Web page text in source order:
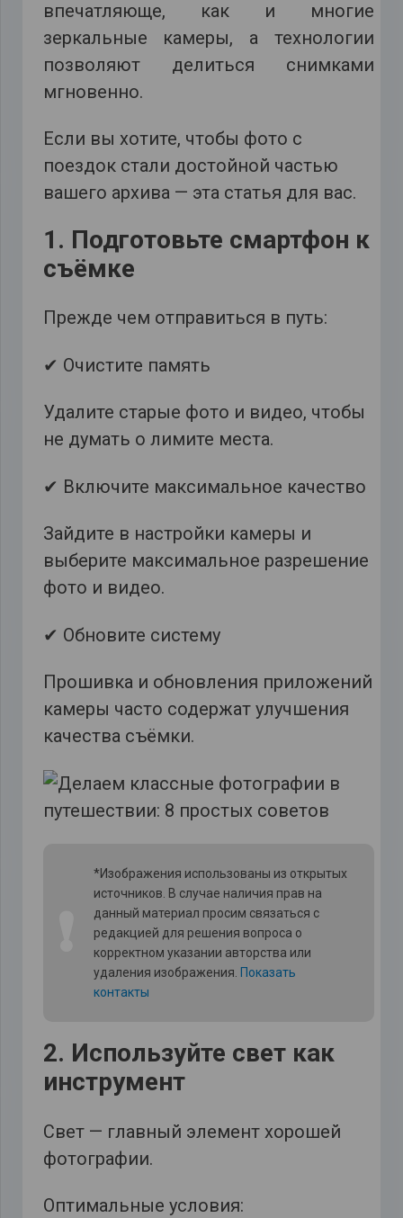
впечатляюще, как и многие
зеркальные камеры, а технологии
позволяют делиться снимками
мгновенно.
Если вы хотите, чтобы фото с
поездок стали достойной частью
вашего архива — эта статья для вас.
1. Подготовьте смартфон к
съёмке
Прежде чем отправиться в путь:
✔ Очистите память
Удалите старые фото и видео, чтобы
не думать о лимите места.
✔ Включите максимальное качество
Зайдите в настройки камеры и
выберите максимальное разрешение
фото и видео.
✔ Обновите систему
Прошивка и обновления приложений
камеры часто содержат улучшения
качества съёмки.
*Изображения использованы из открытых
источников. В случае наличия прав на
данный материал просим связаться с
редакцией для решения вопроса о
корректном указании авторства или
удаления изображения. Показать
контакты
2. Используйте свет как
инструмент
Свет — главный элемент хорошей
фотографии.
Оптимальные условия: